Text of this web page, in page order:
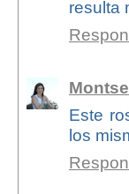
resulta
Montse
Este
los